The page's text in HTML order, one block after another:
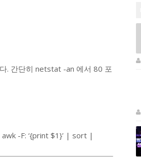
. 간단히 netstat -an 에서 80 포
-F: ‘{print $1}’ | sort |